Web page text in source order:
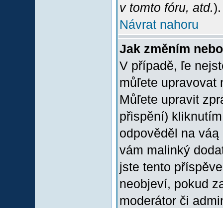
v tomto fóru, atd.).
Návrat nahoru
Jak změním
V případě, ľe
můľete upravovat
Můľete upravit
přispění)
odpověděl na
vám malinký
jste tento
neobjeví, pokud
moderátor či